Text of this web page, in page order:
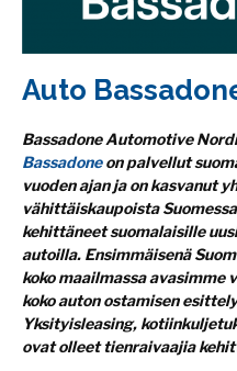
Auto
Bassadone Automotive
Bassadoneon palvellut
vuoden ajan ja on kasvanut
vähittäiskaupoista
kehittäneet suomalaisille
autoilla. Ensimmäisenä
koko maailmassa avasimme
koko auton ostamisen
Yksityisleasing,
ovat olleet tienraivaajia